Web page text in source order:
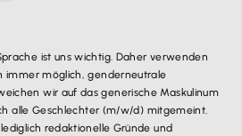
ist uns wichtig. Daher verwenden
immer möglich, genderneutrale
wir auf das generische Maskulinum
alle Geschlechter (m/w/d) mitgemeint.
redaktionelle Gründe und